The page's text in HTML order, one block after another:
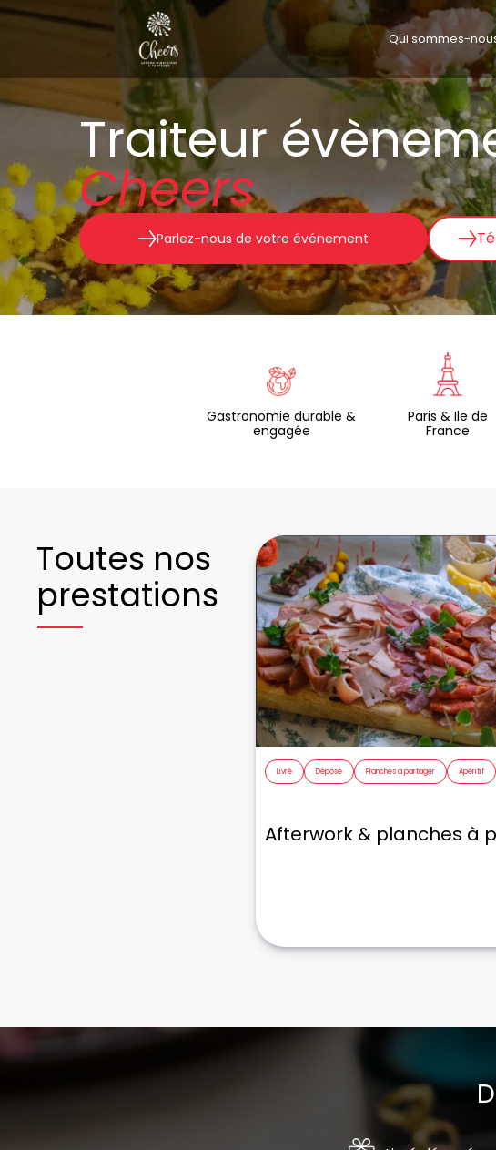
Qui sommes-
Traiteur
Cheers
Parlez-nous de votre événement
Gastronomie durable &
engagée
Paris & Ile de
France
Toutes nos
prestations
Livré Déposé Planches à partager Apéritif
Afterwork & planches à